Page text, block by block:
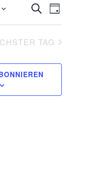
SUCHE
UND
SUCHE
TAG
Datum
TAG